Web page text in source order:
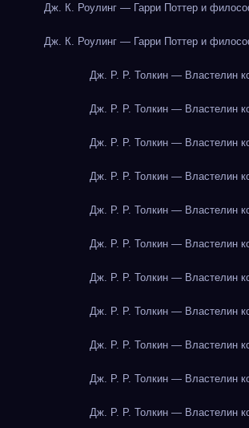
Дж. К. Роулинг — Гарри Поттер и
Дж. К. Роулинг — Гарри Поттер и
Дж. Р. Р. Толкин — Властелин
Дж. Р. Р. Толкин — Властелин
Дж. Р. Р. Толкин — Властелин
Дж. Р. Р. Толкин — Властелин
Дж. Р. Р. Толкин — Властелин
Дж. Р. Р. Толкин — Властелин
Дж. Р. Р. Толкин — Властелин
Дж. Р. Р. Толкин — Властелин
Дж. Р. Р. Толкин — Властелин
Дж. Р. Р. Толкин — Властелин
Дж. Р. Р. Толкин — Властелин